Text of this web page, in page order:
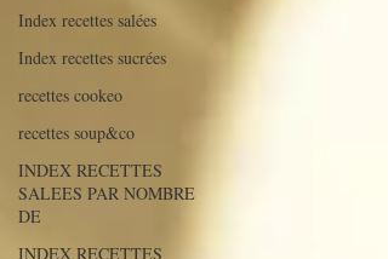
Index recettes salées
Index recettes sucrées
recettes cookeo
recettes soup&co
INDEX RECETTES
SALEES PAR NOMBRE
DE
INDEX RECETTES